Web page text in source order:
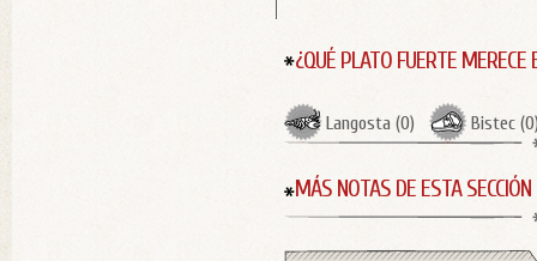
¿QUÉ PLATO FUERTE MERECE
Langosta (0) Bistec (0
MÁS NOTAS DE ESTA SECCIÓN